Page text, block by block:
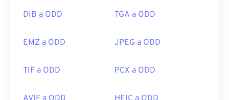
DIB a ODD TGA a ODD
EMZ a ODD JPEG a ODD
TIF a ODD PCX a ODD